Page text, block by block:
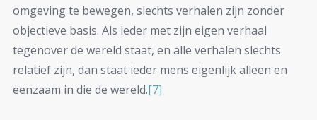
omgeving te bewegen, slechts verhalen zijn zonder
objectieve basis. Als ieder met zijn eigen verhaal
tegenover de wereld staat, en alle verhalen slechts
relatief zijn, dan staat ieder mens eigenlijk alleen en
eenzaam in die de wereld.[7]